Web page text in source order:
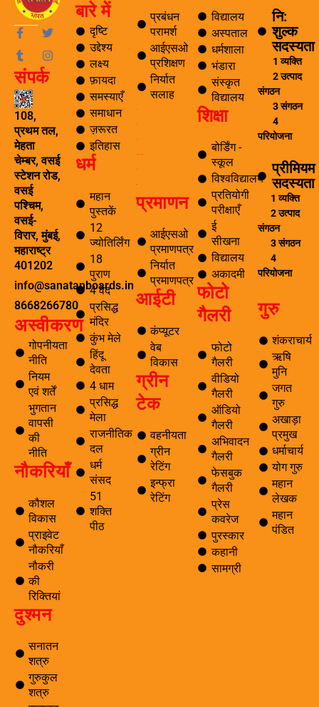
F
a
c
e
b
o
o
k
-
f
T
i
t
T
u
m
b
l
r
I
s
a
m
संपर्क
108,
प्रथम तल,
मेहता
चेम्बर, वसई
स्टेशन रोड,
वसई
पश्चिम,
वसई-
विरार, मुंबई,
महाराष्ट्र
401202
info@sanatanboards.in
8668266780
अस्वीकरण
गोपनीयता
नीति
नियम
एवं शर्तें
भुगतान
वापसी
की
नीति
नौकरियाँ
कौशल
विकास
प्राइवेट
नौकरियाँ
नौकरी
की
रिक्तियां
दुश्मन
सनातन
शत्रु
गुरुकुल
शत्रु
बारे में
दृष्टि
उद्देश्य
लक्ष्य
फ़ायदा
समस्याएँ
समाधान
ज़रूरत
इतिहास
धर्म
महान
पुस्तकें
12
ज्योतिर्लिंग
18
पुराण
4 वेद
प्रसिद्ध
मंदिर
कुंभ मेले
हिंदू
देवता
4 धाम
प्रसिद्ध
मेला
राजनीतिक
दल
धर्म
संसद
51
शक्ति
पीठ
प्रबंधन
परामर्श
आईएसओ
प्रशिक्षण
निर्यात
सलाह
प्रमाणन
आईएसओ
प्रमाणपत्र
निर्यात
प्रमाणपत्र
आईटी
कंप्यूटर
वेब
विकास
ग्रीन
टेक
वहनीयता
ग्रीन
रेटिंग
इन्फ्रा
रेटिंग
विद्यालय
अस्पताल
धर्मशाला
भंडारा
संस्कृत
विद्यालय
शिक्षा
बोर्डिंग -
स्कूल
विश्वविद्यालय
प्रतियोगी
परीक्षाएँ
ई
सीखना
विद्यालय
अकादमी
फोटो
गैलरी
फोटो
गैलरी
वीडियो
गैलरी
ऑडियो
गैलरी
अभिवादन
गैलरी
फेसबुक
गैलरी
प्रेस
कवरेज
पुरस्कार
कहानी
सामग्री
नि:
शुल्क
सदस्यता
1 व्यक्ति
2 उत्पाद
संगठन
3 संगठन
4
परियोजना
प्रीमियम
सदस्यता
1 व्यक्ति
2 उत्पाद
संगठन
3 संगठन
4
परियोजना
गुरु
शंकराचार्य
ऋषि
मुनि
जगत
गुरु
अखाड़ा
प्रमुख
धर्माचार्य
योग गुरु
महान
लेखक
महान
पंडित